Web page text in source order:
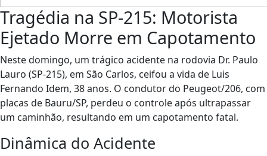
Tragédia na SP-215: Motorista
Ejetado Morre em Capotamento
Neste domingo, um trágico acidente na rodovia Dr. Paulo
Lauro (SP-215), em São Carlos, ceifou a vida de Luis
Fernando Idem, 38 anos. O condutor do Peugeot/206, com
placas de Bauru/SP, perdeu o controle após ultrapassar
um caminhão, resultando em um capotamento fatal.
Dinâmica do Acidente